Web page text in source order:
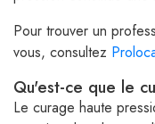
Pour trouver un
vous, consultez
Qu'est-ce que le
Le curage haute